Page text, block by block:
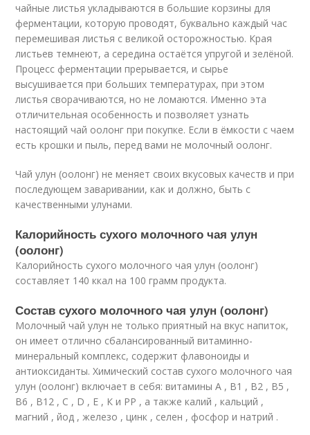
чайные листья укладываются в большие корзины для
ферментации, которую проводят, буквально каждый час
перемешивая листья с великой осторожностью. Края
листьев темнеют, а середина остаётся упругой и зелёной.
Процесс ферментации прерывается, и сырье
высушивается при больших температурах, при этом
листья сворачиваются, но не ломаются. Именно эта
отличительная особенность и позволяет узнать
настоящий чай оолонг при покупке. Если в ёмкости с чаем
есть крошки и пыль, перед вами не молочный оолонг.
Чай улун (оолонг) не меняет своих вкусовых качеств и при
последующем заваривании, как и должно, быть с
качественными улунами.
Калорийность сухого молочного чая улун
(оолонг)
Калорийность сухого молочного чая улун (оолонг)
составляет 140 ккал на 100 грамм продукта.
Состав сухого молочного чая улун (оолонг)
Молочный чай улун не только приятный на вкус напиток,
он имеет отлично сбалансированный витаминно-
минеральный комплекс, содержит флавоноиды и
антиоксиданты. Химический состав сухого молочного чая
улун (оолонг) включает в себя: витамины А , В1 , В2 , В5 ,
В6 , В12 , С , D , Е , К и РР , а также калий , кальций ,
магний , йод , железо , цинк , селен , фосфор и натрий .